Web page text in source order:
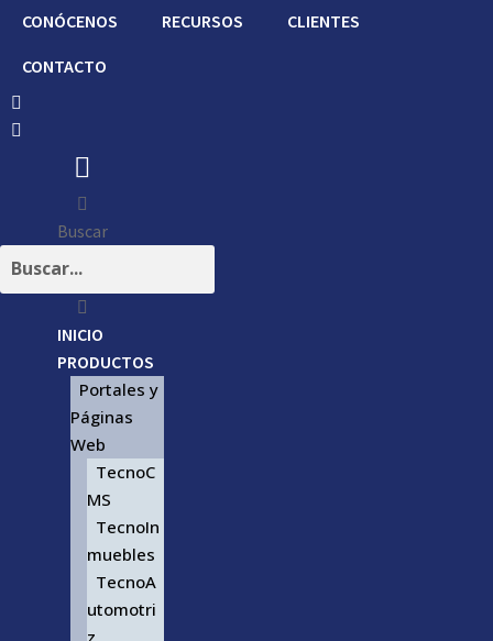
CONÓCENOS RECURSOS CLIENTES
CONTACTO
Buscar
INICIO
PRODUCTOS
Portales y
Páginas
Web
TecnoC
MS
TecnoIn
muebles
TecnoA
utomotri